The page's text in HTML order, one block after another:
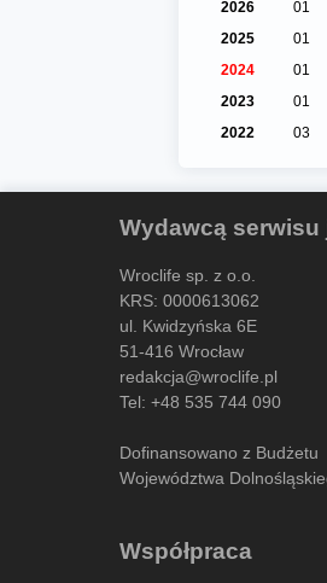
2026 01
2025
01
2024
01
2023
01
2022
03
Wydawcą serwisu
Wroclife sp. z o.o.
KRS: 0000613062
ul. Kwidzyńska 6E
51-416 Wrocław
redakcja@wroclife.pl
Tel: +48 535 744 090
Dofinansowano z Budżetu
Województwa
Współpraca